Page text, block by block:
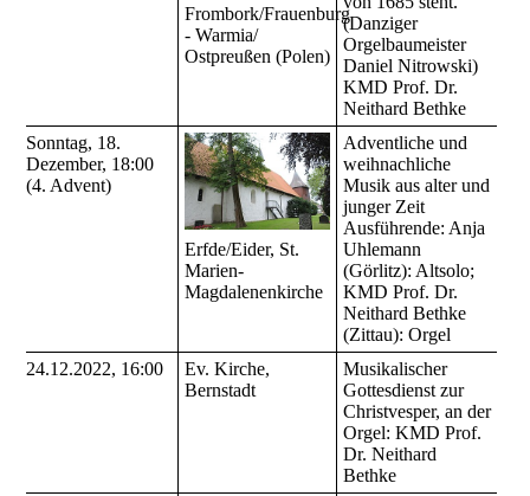
Frombork/Frauenburg
- Warmia/
Ostpreußen (Polen)
(Danziger
Orgelbaumeister
Daniel Nitrowski)
KMD Prof. Dr.
Neithard Bethke
Sonntag, 18.
Dezember, 18:00
(4. Advent)
Erfde/Eider, St.
Marien-
Magdalenenkirche
Adventliche und
weihnachliche
Musik aus alter und
junger Zeit
Ausführende: Anja
Uhlemann
(Görlitz): Altsolo;
KMD Prof. Dr.
Neithard Bethke
(Zittau): Orgel
24.12.2022, 16:00
Ev. Kirche,
Bernstadt
Musikalischer
Gottesdienst zur
Christvesper, an der
Orgel: KMD Prof.
Dr. Neithard
Bethke